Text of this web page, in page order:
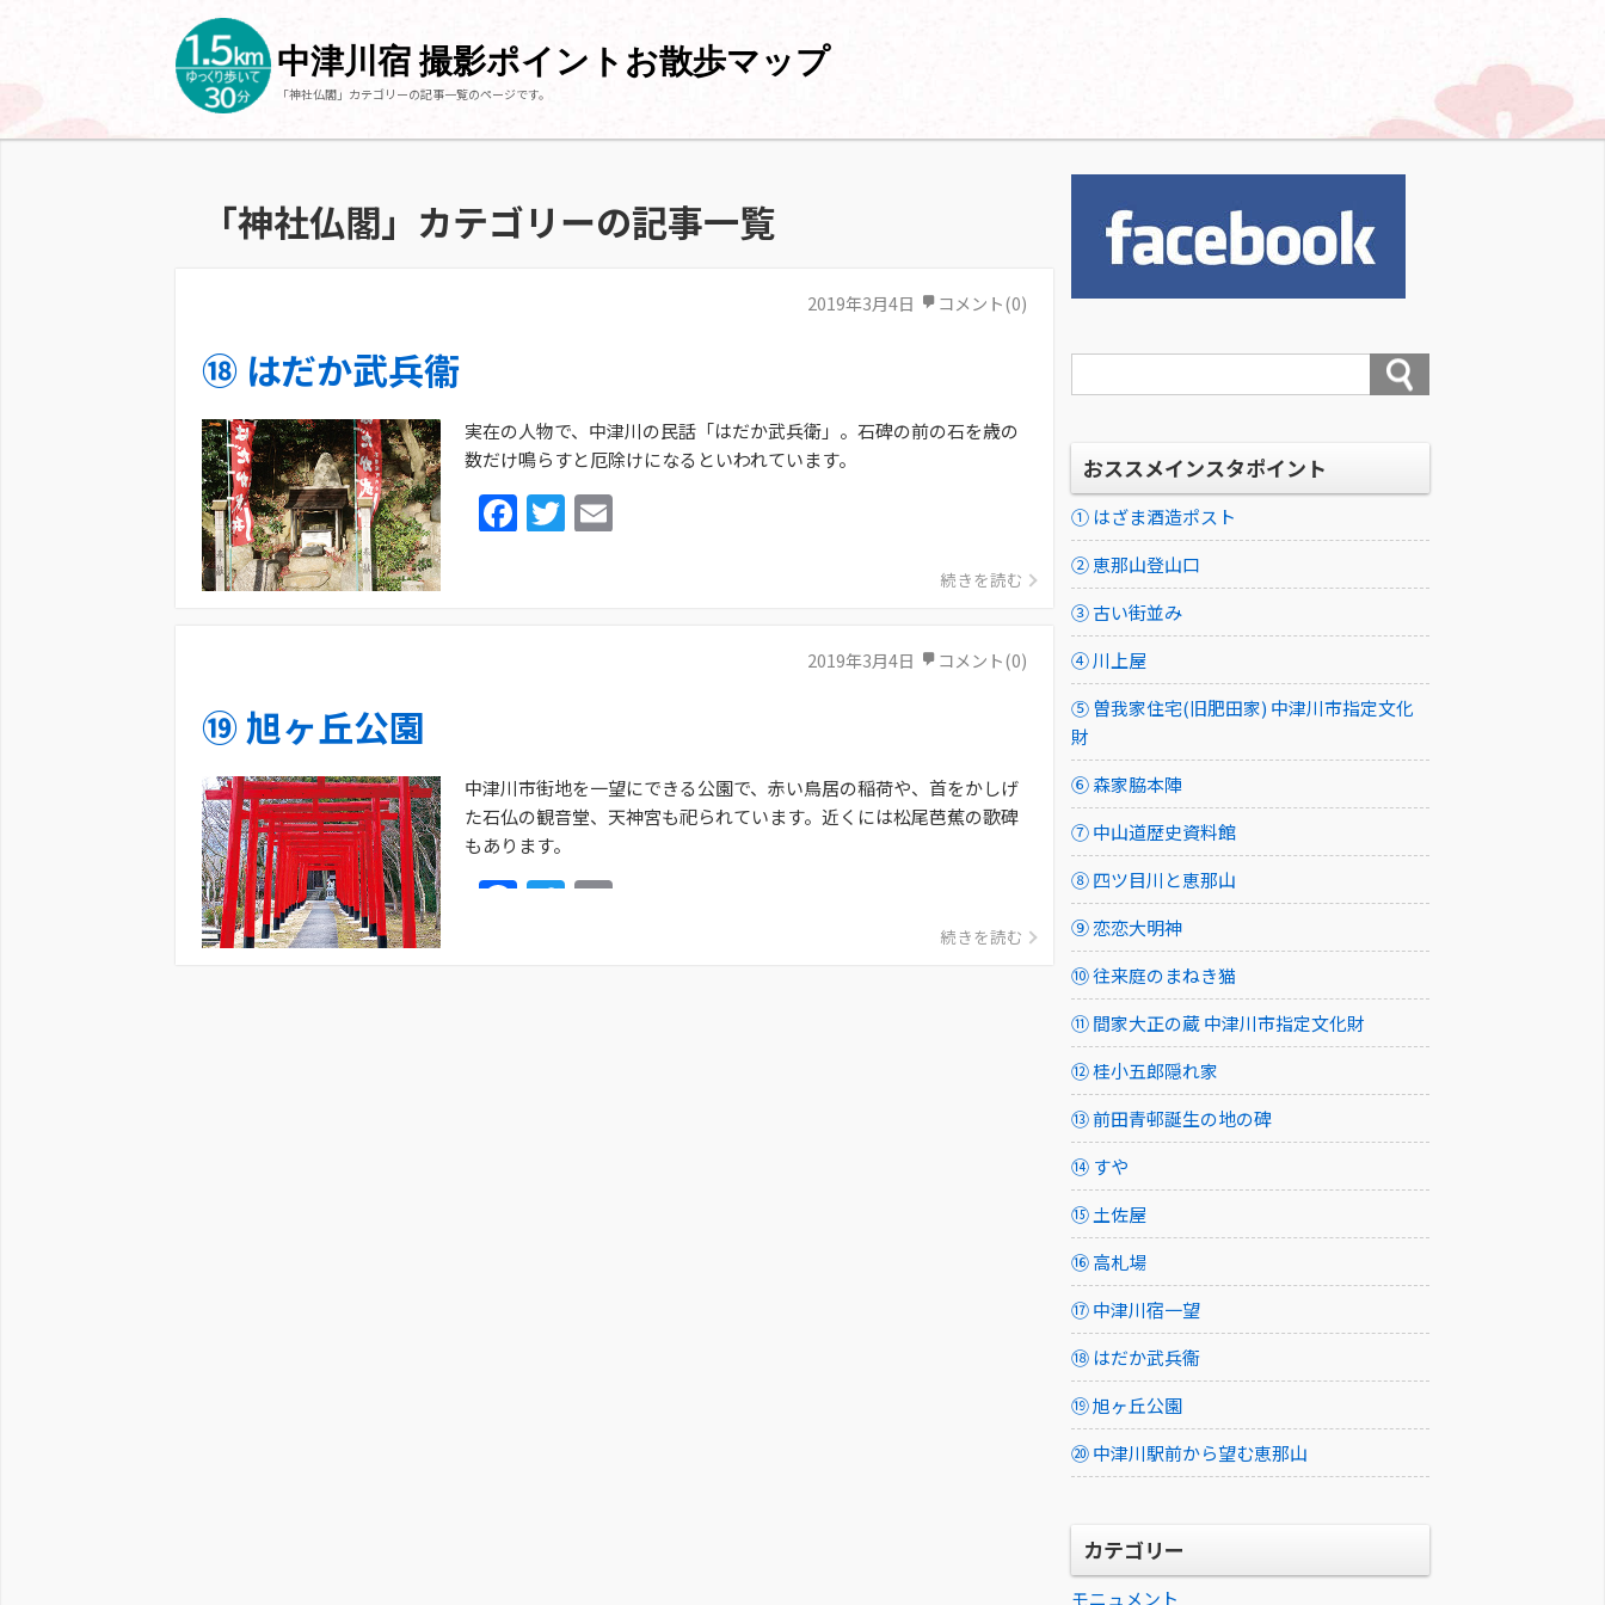
中津川宿 撮影ポイントお散歩マップ
「神社仏閣」カテゴリーの記事一覧のページです。
「神社仏閣」カテゴリーの記事一覧
2019年3月4日 コメント(0)
⑱ はだか武兵衞
実在の人物で、中津川の民話「はだか武兵衛」。石碑の前の石を歳の
数だけ鳴らすと厄除けになるといわれています。
Facebook
Twitter
続きを読む
2019年3月4日 コメント(0)
⑲ 旭ヶ丘公園
中津川市街地を一望にできる公園で、赤い鳥居の稲荷や、首をかしげ
た石仏の観音堂、天神宮も祀られています。近くには松尾芭蕉の歌碑
もあります。
Facebook
Twitter
続きを読む
おススメインスタポイント
① はざま酒造ポスト
② 恵那山登山口
③ 古い街並み
④ 川上屋
⑤ 曽我家住宅(旧肥田家) 中津川市指定文化
財
⑥ 森家脇本陣
⑦ 中山道歴史資料館
⑧ 四ツ目川と恵那山
⑨ 恋恋大明神
⑩ 往来庭のまねき猫
⑪ 間家大正の蔵 中津川市指定文化財
⑫ 桂小五郎隠れ家
⑬ 前田青邨誕生の地の碑
⑭ すや
⑮ 土佐屋
⑯ 高札場
⑰ 中津川宿一望
⑱ はだか武兵衞
⑲ 旭ヶ丘公園
⑳ 中津川駅前から望む恵那山
カテゴリー
モニュメント